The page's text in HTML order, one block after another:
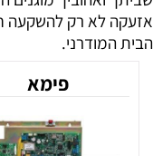
אזעקה לא רק להשקעה
הבית המודרני.
פימא